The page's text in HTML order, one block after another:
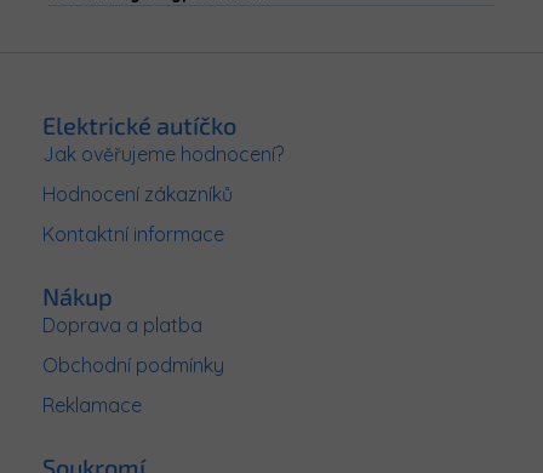
Elektrické autíčko
Jak ověřujeme hodnocení?
Hodnocení zákazníků
Kontaktní informace
Nákup
Doprava a platba
Obchodní podmínky
Reklamace